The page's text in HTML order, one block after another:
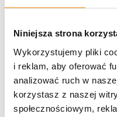
Niniejsza strona
Wykorzystujemy pliki
i reklam, aby oferować
analizować ruch w
korzystasz z naszej
społecznościowym,
promocje,Znicze premium